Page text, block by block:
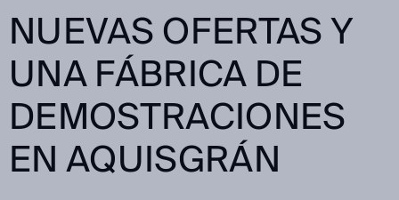
NUEVAS OFERTAS Y
UNA FÁBRICA DE
DEMOSTRACIONES
EN AQUISGRÁN